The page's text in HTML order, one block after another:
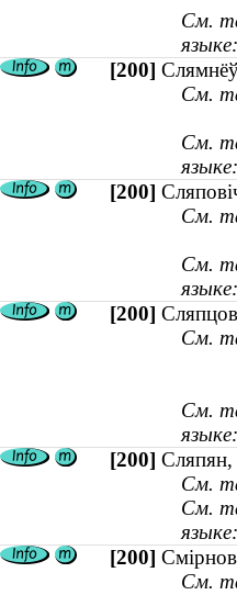
См.
языке:
[200]
См.
См.
языке:
[200]
См.
См.
языке:
[200]
См.
См.
языке:
[200] Сляпян,
См.
См.
языке:
[200]
См.